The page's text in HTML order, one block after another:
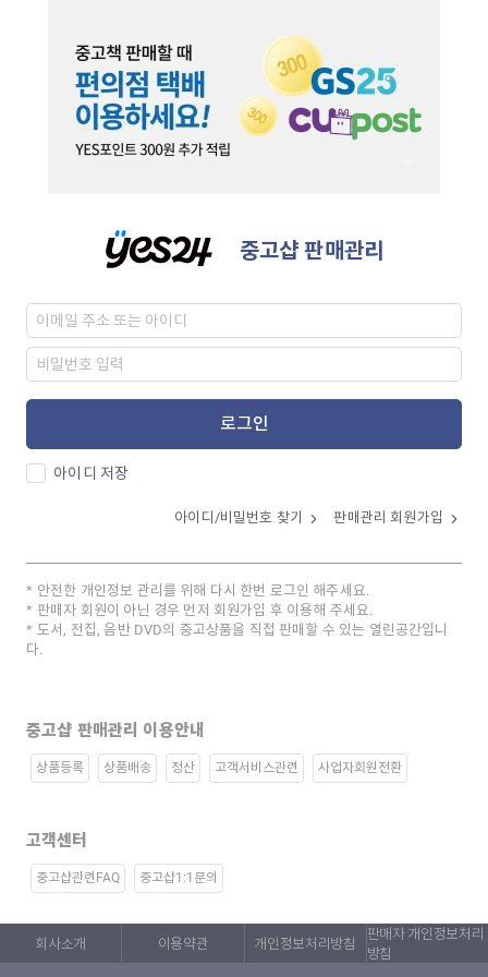
중고샵 판매관리
로그인
아이디 저장
아이디/비밀번호 찾기 판매관리 회원가입
안전한 개인정보 관리를 위해 다시 한번 로그인 해주세요.
판매자 회원이 아닌 경우 먼저 회원가입 후 이용해 주세요.
도서, 전집, 음반 DVD의 중고상품을 직접 판매할 수 있는 열린공간입니
다.
중고샵 판매관리 이용안내
상품등록 상품배송 정산 고객서비스관련 사업자회원전환
고객센터
중고샵관련FAQ 중고샵1:1문의
회사소개 이용약관 개인정보처리방침
판매자 개인정보처리
방침